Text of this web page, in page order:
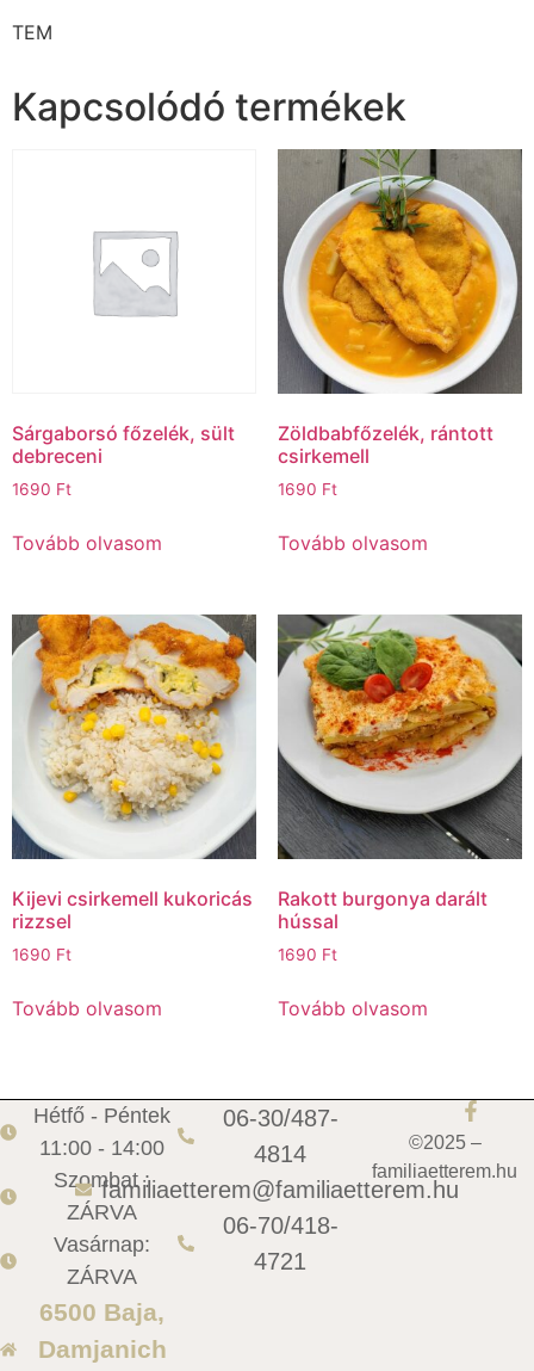
TEM
Kapcsolódó termékek
Sárgaborsó főzelék, sült
debreceni
1690 Ft
Tovább olvasom
Zöldbabfőzelék, rántott
csirkemell
1690 Ft
Tovább olvasom
Kijevi csirkemell kukoricás
rizzsel
1690 Ft
Tovább olvasom
Rakott burgonya darált
hússal
1690 Ft
Tovább olvasom
Hétfő - Péntek
11:00 - 14:00
Szombat :
ZÁRVA
Vasárnap:
ZÁRVA
6500 Baja,
Damjanich
06-30/487-
4814
familiaetterem@familiaetterem.hu
06-70/418-
4721
©2025 –
familiaetterem.hu